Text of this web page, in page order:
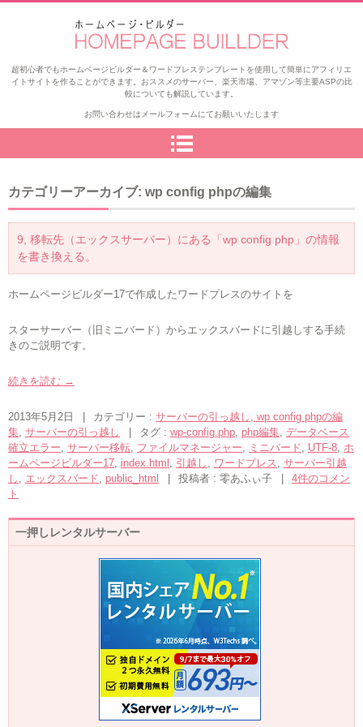
ゼロから始めるアフィリエイト
超初心者でもホームページビルダー＆ワードプレステンプレートを使用して簡単にアフィリエ
イトサイトを作ることができます。おススメのサーバー、楽天市場、アマゾン等主要ASPの比
較についても解説しています。
お問い合わせはメールフォームにてお願いいたします
カテゴリーアーカイブ: wp config phpの編集
9, 移転先（エックスサーバー）にある「wp config php」の情報
を書き換える。
ホームページビルダー17で作成したワードプレスのサイトを
スターサーバー（旧ミニバード）からエックスバードに引越しする手続
きのご説明です。
続きを読む →
2013年5月2日 カテゴリー : サーバーの引っ越し, wp config phpの編
集, サーバーの引っ越し タグ : wp-config.php, php編集, データベース
確立エラー, サーバー移転, ファイルマネージャー, ミニバード, UTF-8, ホ
ームページビルダー17, index.html , 引越し , ワードプレス , サーバー引越
し , エックスバード, public_html 投稿者 : 零あふぃ子
4件のコメン
ト
一押しレンタルサーバー